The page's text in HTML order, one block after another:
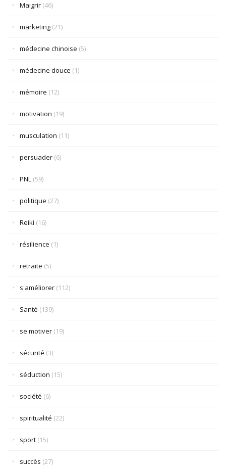
Maigrir (46)
marketing (21)
médecine chinoise (5)
médecine douce (1)
mémoire (12)
motivation (19)
musculation (11)
persuader (6)
PNL (59)
politique (27)
Reiki (16)
résilience (1)
retraite (5)
s'améliorer (112)
Santé (139)
se motiver (19)
sécurité (3)
séduction (15)
société (6)
spiritualité (22)
sport (15)
succès (27)